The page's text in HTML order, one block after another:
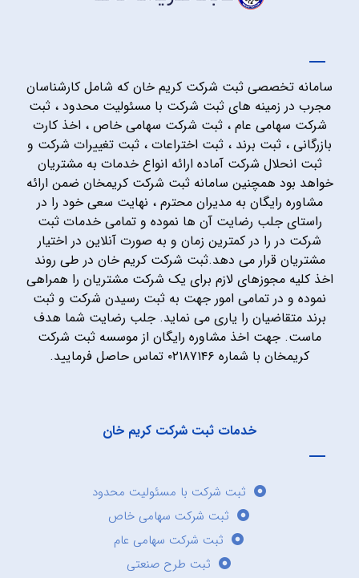
سامانه تخصصی ثبت شرکت کریم خان که شامل کارشناسان
مجرب در زمینه های ثبت شرکت با مسئولیت محدود ، ثبت
شرکت سهامی عام ، ثبت شرکت سهامی خاص ، اخذ کارت
بازرگانی ، ثبت برند ، ثبت اختراعات ، ثبت تغییرات شرکت و
ثبت انحلال شرکت آماده ارائه انواع خدمات به مشتریان
خواهد بود همچنین سامانه ثبت شرکت کریمخان ضمن ارائه
مشاوره رایگان به مدیران محترم ، نهایت سعی خود را در
راستای جلب رضایت آن ها نموده و تمامی خدمات ثبت
شرکت در را در کمترین زمان و به صورت آنلاین در اختیار
مشتریان قرار می دهد.ثبت شرکت کریم خان در طی روند
اخذ کلیه مجوزهای لازم برای یک شرکت مشتریان را همراهی
نموده و در تمامی امور جهت به ثبت رسیدن شرکت و ثبت
برند متقاضیان را یاری می نماید. جلب رضایت شما هدف
ماست. جهت اخذ مشاوره رایگان از موسسه ثبت شرکت
کریمخان با شماره ۰۲۱۸۷۱۴۶ تماس حاصل فرمایید.
خدمات ثبت شرکت کریم خان
ثبت شرکت با مسئولیت محدود
ثبت شرکت سهامی خاص
ثبت شرکت سهامی عام
ثبت طرح صنعتی